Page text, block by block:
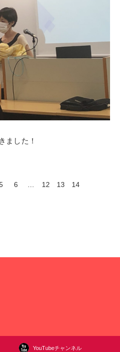
ました！
6 … 12 13 14
YouTubeチャンネル